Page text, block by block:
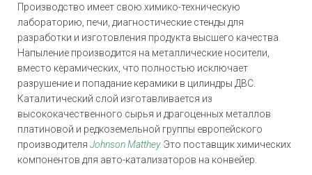
Производство имеет свою химико-техническую
лабораторию, печи, диагностические стенды для
разработки и изготовления продукта высшего качества.
Напыление производится на металлические носители,
вместо керамических, что полностью исключает
разрушение и попадание керамики в цилиндры ДВС.
Каталитический слой изготавливается из
высококачественного сырья и драгоценных металлов
платиновой и редкоземельной группы европейского
производителя Johnson Matthey. Это поставщик химических
компонентов для авто-катализаторов на конвейер.